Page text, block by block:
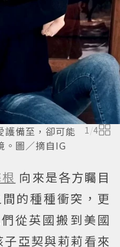
護備至，卻可能
。圖／摘自IG
1 /4
向來是各方矚目
間的種種衝突，更
從英國搬到美國
亞契與莉莉看來